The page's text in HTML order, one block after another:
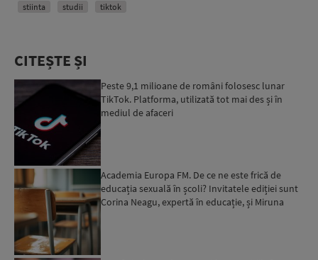
stiinta
studii tiktok
CITEȘTE ȘI
Peste 9,1 milioane de români folosesc lunar
TikTok. Platforma, utilizată tot mai des și în
mediul de afaceri
Academia Europa FM. De ce ne este frică de
educația sexuală în școli? Invitatele ediției sunt
Corina Neagu, expertă în educație, și Miruna